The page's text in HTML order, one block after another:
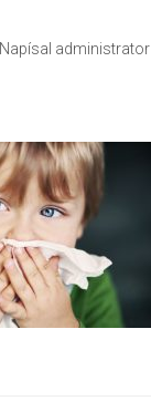
Napísal administrator